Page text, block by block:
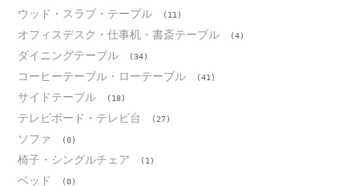
ウッド・スラブ・テーブル (11)
オフィスデスク・仕事机・書斎テーブル (4)
ダイニングテーブル (34)
コーヒーテーブル・ローテーブル (41)
サイドテーブル (18)
テレビボード・テレビ台 (27)
ソファ (0)
椅子・シングルチェア (1)
ベッド (0)